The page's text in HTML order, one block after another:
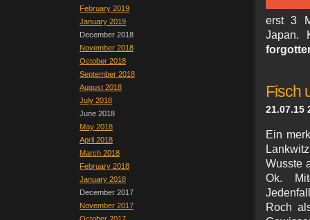
February 2019
January 2019
December 2018
November 2018
October 2018
September 2018
August 2018
July 2018
June 2018
May 2018
April 2018
March 2018
February 2018
January 2018
December 2017
November 2017
erst 3
Japan.
Fisch
21.07.15
Ein
Wusste
Ok.
Roch